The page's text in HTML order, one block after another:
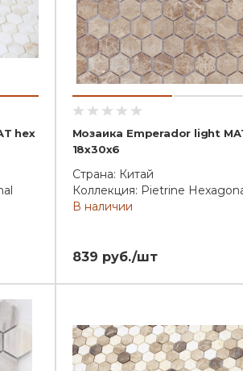
hex
Мозаика Emperador light
18x30x6
Страна: Китай
Коллекция: Pietrine
В наличии
839 руб./шт